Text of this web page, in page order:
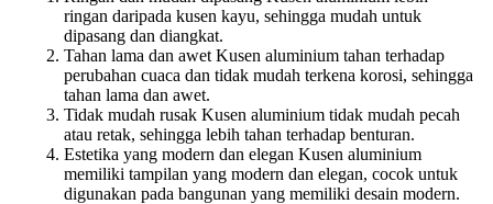
ringan daripada kusen kayu, sehingga mudah untuk
dipasang dan diangkat.
Tahan lama dan awet Kusen aluminium tahan terhadap
perubahan cuaca dan tidak mudah terkena korosi, sehingga
tahan lama dan awet.
Tidak mudah rusak Kusen aluminium tidak mudah pecah
atau retak, sehingga lebih tahan terhadap benturan.
Estetika yang modern dan elegan Kusen aluminium
memiliki tampilan yang modern dan elegan, cocok untuk
digunakan pada bangunan yang memiliki desain modern.